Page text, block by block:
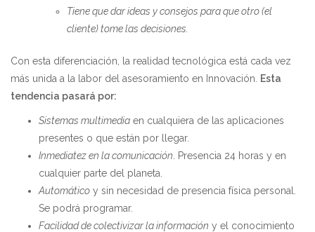
Tiene que dar ideas y consejos para que otro (el
cliente) tome las decisiones.
Con esta diferenciación, la realidad tecnológica está cada vez
más unida a la labor del asesoramiento en Innovación.
Esta
tendencia pasará por:
Sistemas multimedia en cualquiera de las aplicaciones
presentes o que están por llegar.
Inmediatez en la comunicación . Presencia 24 horas y en
cualquier parte del planeta.
Automático y sin necesidad de presencia física personal.
Se podrá programar.
Facilidad de colectivizar la información y el conocimiento